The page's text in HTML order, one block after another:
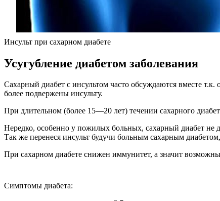
Инсульт при сахарном диабете
Усугубление диабетом заболевания
Сахарный диабет с инсультом часто обсуждаются вместе
более подвержены инсульту.
При длительном (более 15—20 лет) течении сахарного
Нередко, особенно у пожилых больных, сахарный диабет не
Так же перенеся инсульт будучи больным сахарным
При сахарном диабете снижен иммунитет, а значит
Симптомы диабета: